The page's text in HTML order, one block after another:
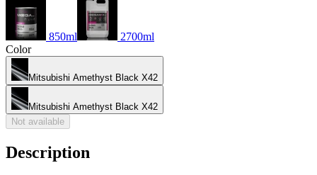
850ml
2700ml
Color
Mitsubishi Amethyst Black X42
Mitsubishi Amethyst Black X42
Not available
Description